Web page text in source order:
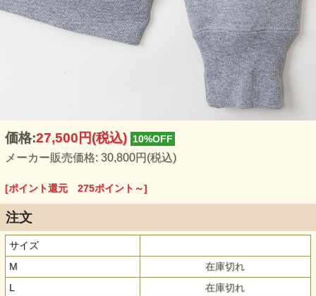
価格:27,500円(税込) 10%OFF
メーカー販売価格: 30,800円(税込)
[ポイント還元 275ポイント～]
注文
サイズ
M
在庫切れ
L
在庫切れ